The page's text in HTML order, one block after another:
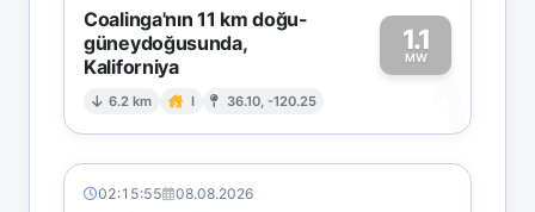
Coalinga'nın 11 km doğu-
güneydoğusunda,
Kaliforniya
6.2 km I 36.10, -120.25
1.1
MW
1
02:15:55 08.08.2026